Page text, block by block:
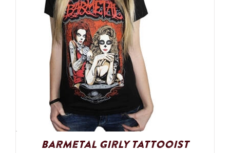
Barmetal Girly Tattooist